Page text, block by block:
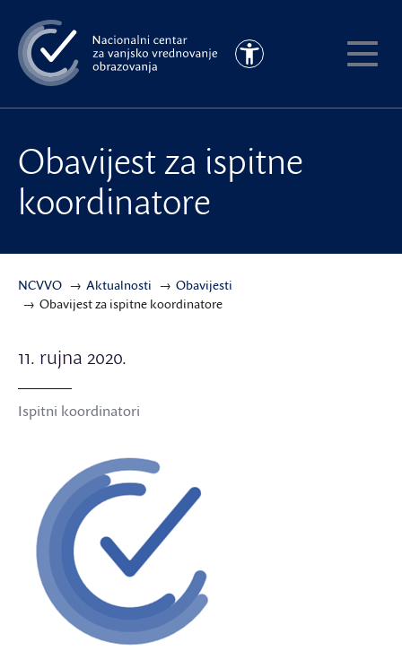
na
glavni
sadržaj
Pristupačnost
Obavijest za ispitne
koordinatore
NCVVO Aktualnosti
Obavijesti
Obavijest za ispitne koordinatore
11. rujna 2020.
Ispitni koordinatori